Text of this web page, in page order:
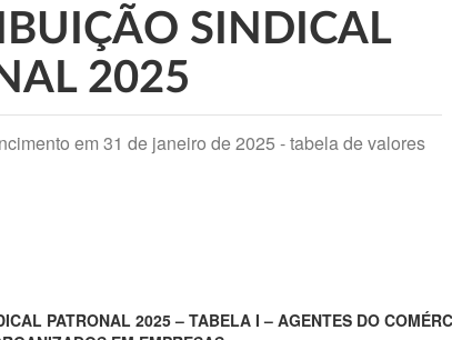
SINDICAL
2025
em 31 de janeiro de 2025 - tabela de valores
PATRONAL 2025 – TABELA I – AGENTES DO